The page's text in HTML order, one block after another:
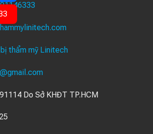
thẩm mỹ Linitech
Do Sở KHĐT TP.HCM